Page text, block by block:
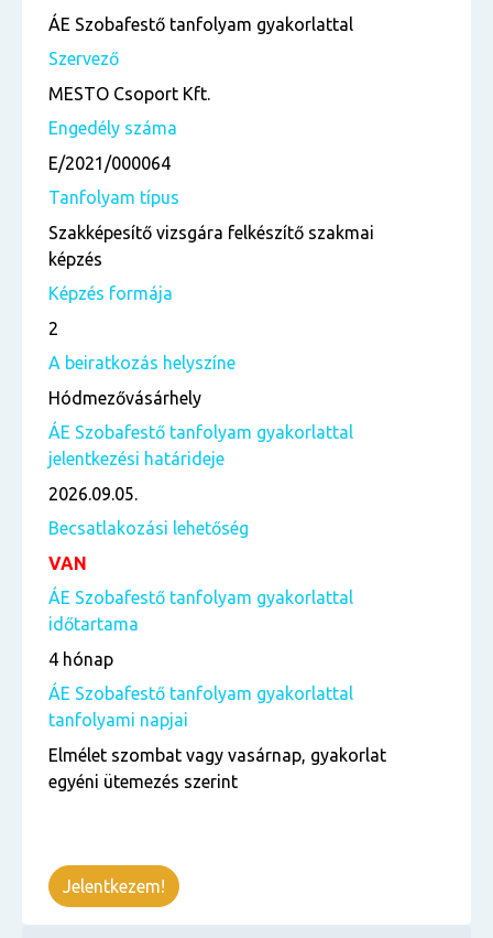
ÁE Szobafestő tanfolyam gyakorlattal
Szervező
MESTO Csoport Kft.
Engedély száma
E/2021/000064
Tanfolyam típus
Szakképesítő vizsgára felkészítő szakmai
képzés
Képzés formája
2
A beiratkozás helyszíne
Hódmezővásárhely
ÁE Szobafestő tanfolyam gyakorlattal
jelentkezési határideje
2026.09.05.
Becsatlakozási lehetőség
VAN
ÁE Szobafestő tanfolyam gyakorlattal
időtartama
4 hónap
ÁE Szobafestő tanfolyam gyakorlattal
tanfolyami napjai
Elmélet szombat vagy vasárnap, gyakorlat
egyéni ütemezés szerint
Jelentkezem!